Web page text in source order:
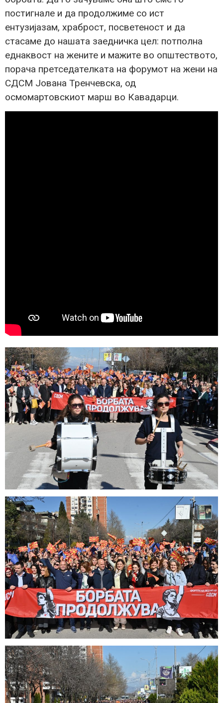
постигнале и да продолжиме со ист
ентузијазам, храброст, посветеност и да
стасаме до нашата заедничка цел: потполна
еднаквост на жените и мажите во општеството,
порача претседателката на форумот на жени на
СДСМ Јована Тренчевска, од
осмомартовскиот марш во Кавадарци.